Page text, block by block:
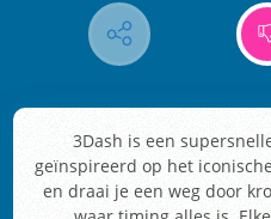
3Dash is een
geïnspireerd op het
en draai je een weg door